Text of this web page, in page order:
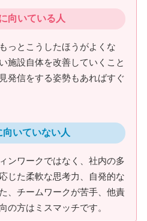
向いている人
っとこうしたほうがよくな
施設自体を改善していくこと
発信をする姿勢もあればすぐ
向いていない人
ンワークではなく、社内の多
じた柔軟な思考力、自発的な
、チームワークが苦手、他責
の方はミスマッチです。